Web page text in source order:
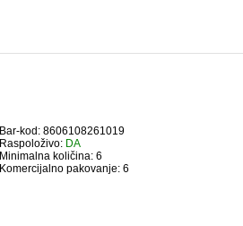
Bar-kod: 8606108261019
Raspoloživo: DA
Minimalna količina: 6
Komercijalno pakovanje: 6